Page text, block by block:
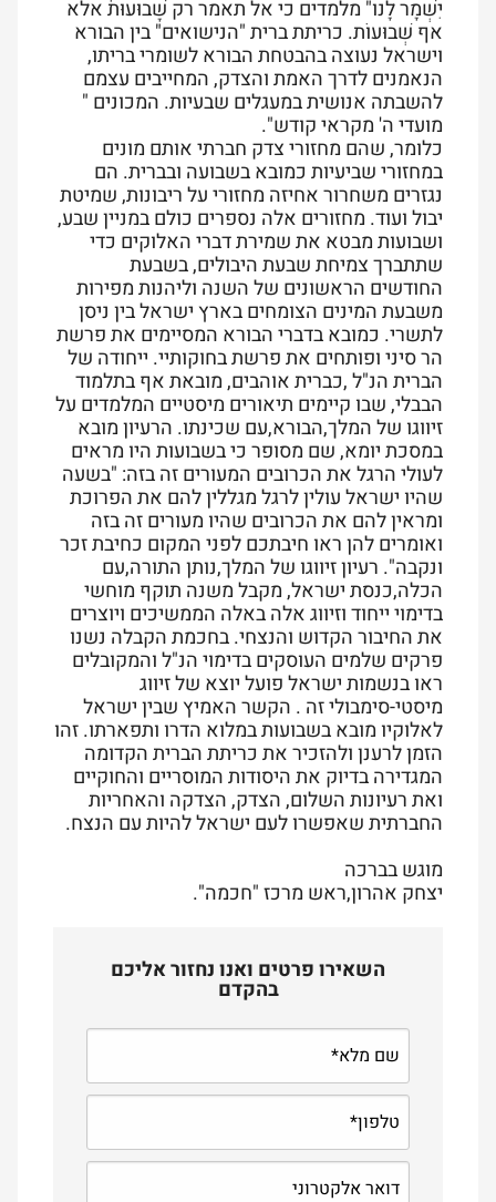
יִשְׁמָר לָנו" מלמדים כי אל תאמר רק שָׁבוּעוּת אלא
אף שְׁבוּעוֹת. כריתת ברית "הנישואים" בין הבורא
וישראל נעוצה בהבטחת הבורא לשומרי בריתו,
הנאמנים לדרך האמת והצדק, המחייבים עצמם
להשבתה אנושית במעגלים שבעיות. המכונים "
מועדי ה' מקראי קודש".
כלומר, שהם מחזורי צדק חברתי אותם מונים
במחזורי שביעיות כמובא בשבועה ובברית. הם
נגזרים משחרור אחיזה מחזורי על ריבונות, שמיטת
יבול ועוד. מחזורים אלה נספרים כולם במניין שבע,
ושבועות מבטא את שמירת דברי האלוקים כדי
שתתברך צמיחת שבעת היבולים, בשבעת
החודשים הראשונים של השנה וליהנות מפירות
משבעת המינים הצומחים בארץ ישראל בין ניסן
לתשרי. כמובא בדברי הבורא המסיימים את פרשת
הר סיני ופותחים את פרשת בחוקותיי. ייחודה של
הברית הנ"ל ,כברית אוהבים, מובאת אף בתלמוד
הבבלי, שבו קיימים תיאורים מיסטיים המלמדים על
זיווגו של המלך,הבורא,עם שכינתו. הרעיון מובא
במסכת יומא, שם מסופר כי בשבועות היו מראים
לעולי הרגל את הכרובים המעורים זה בזה: "בשעה
שהיו ישראל עולין לרגל מגללין להם את הפרוכת
ומראין להם את הכרובים שהיו מעורים זה בזה
ואומרים להן ראו חיבתכם לפני המקום כחיבת זכר
ונקבה". רעיון זיווגו של המלך,נותן התורה,עם
הכלה,כנסת ישראל, מקבל משנה תוקף מוחשי
בדימוי ייחוד וזיווג אלה באלה הממשיכים ויוצרים
את החיבור הקדוש והנצחי. בחכמת הקבלה נשנו
פרקים שלמים העוסקים בדימוי הנ"ל והמקובלים
ראו בנשמות ישראל פועל יוצא של זיווג
מיסטי-סימבולי זה . הקשר האמיץ שבין ישראל
לאלוקיו מובא בשבועות במלוא הדרו ותפארתו. זהו
הזמן לרענן ולהזכיר את כריתת הברית הקדומה
המגדירה בדיוק את היסודות המוסריים והחוקיים
ואת רעיונות השלום, הצדק, הצדקה והאחריות
החברתית שאפשרו לעם ישראל להיות עם הנצח.
מוגש בברכה
יצחק אהרון,ראש מרכז "חכמה".
השאירו פרטים ואנו נחזור אליכם
בהקדם